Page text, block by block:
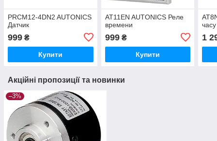
PRCM12-4DN2 AUTONICS
Датчик
999 ₴
Купити
AT11EN AUTONICS Реле
времени
999₴
Купити
часу
1
Акційні пропозиції та новинки
–3%